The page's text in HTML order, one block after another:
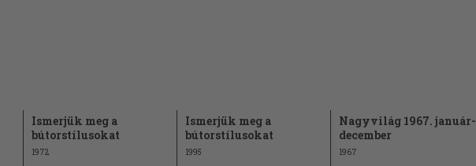
Ismerjük meg a
bútorstílusokat
1972
Ismerjük meg a
bútorstílusokat
1995
Nagyvilág 1967. január-
december
1967